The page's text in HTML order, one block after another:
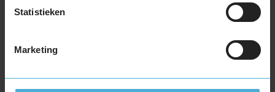
Statistieken
Marketing
SUBARU Forester 2.0i awd 4-cil Benzine